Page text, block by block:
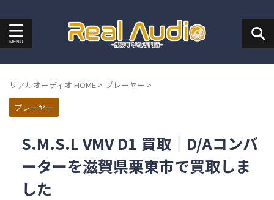
リアルオーディオ HOME > プレーヤー >
プレーヤー
S.M.S.L VMV D1 買取｜D/Aコンバ
ーターを滋賀県栗東市で買取しま
した